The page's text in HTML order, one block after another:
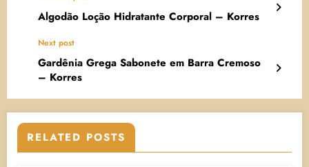
Algodão Loção Hidratante Corporal – Korres
Next post
Gardênia Grega Sabonete em Barra Cremoso
– Korres
RELATED POSTS